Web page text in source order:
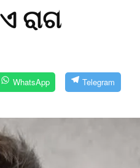
ରାଗ
WhatsApp Telegram